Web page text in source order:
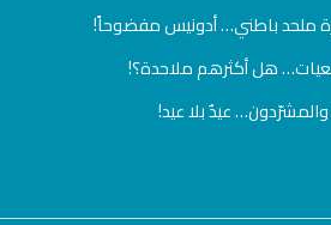
ملحد باطني… أدونيس مفضوحاً!
هل أكثرهم ملاحدة؟!
والمشرّدون… عيدٌ بلا عيد!